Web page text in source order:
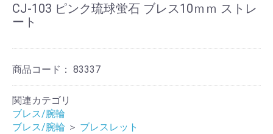
CJ-103 ピンク琉球蛍石 ブレス10ｍｍ ストレ
ート
商品コード： 83337
関連カテゴリ
ブレス/腕輪
ブレス/腕輪 ＞ ブレスレット